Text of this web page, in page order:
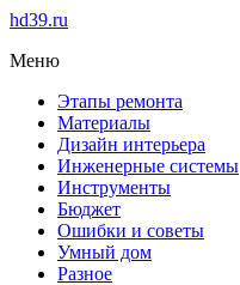
hd39.ru
Меню
Этапы ремонта
Материалы
Дизайн интерьера
Инженерные системы
Инструменты
Бюджет
Ошибки и советы
Умный дом
Разное